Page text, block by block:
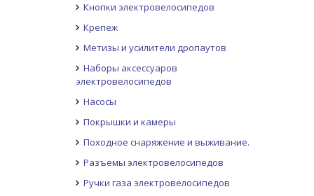
Кнопки электровелосипедов
Крепеж
Метизы и усилители дропаутов
Наборы аксессуаров
электровелосипедов
Насосы
Покрышки и камеры
Походное снаряжение и выживание.
Разъемы электровелосипедов
Ручки газа электровелосипедов